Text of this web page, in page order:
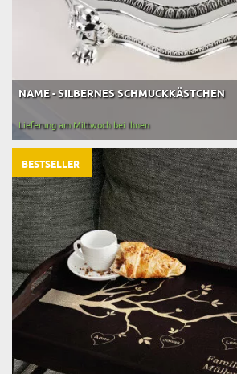
NAME - SILBERNES SCHMUCKKÄSTCHEN
Lieferung am Mittwoch bei Ihnen
BESTSELLER